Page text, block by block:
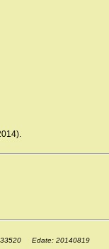
Edate: 20140819